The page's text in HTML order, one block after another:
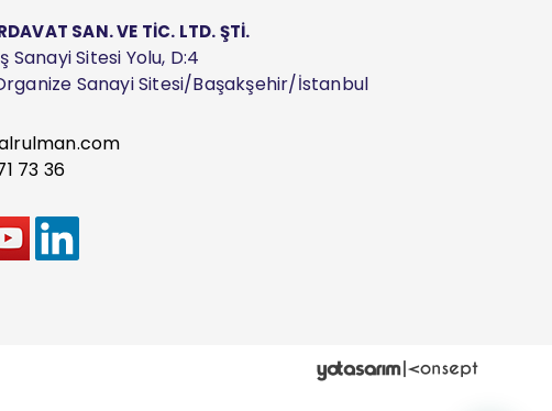
SAN. VE TİC. LTD. ŞTİ.
Sanayi Sitesi Yolu, D:4
Sanayi Sitesi/Başakşehir/İstanbul
73 36